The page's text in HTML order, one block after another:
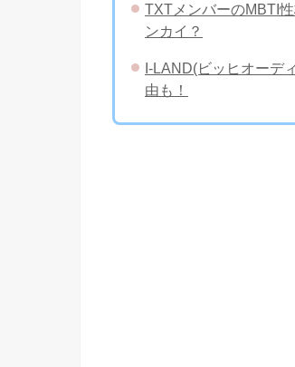
TXTメンバーのMBTI
ンカイ？
I-LAND(ビッヒオーデ
由も！